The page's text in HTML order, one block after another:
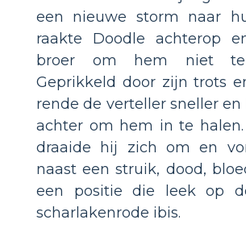
een nieuwe storm naar
raakte Doodle achterop
broer om hem niet te
Geprikkeld door zijn trots
rende de verteller sneller
achter om hem in te
draaide hij zich om en
naast een struik, dood,
een positie die leek op
scharlakenrode ibis.